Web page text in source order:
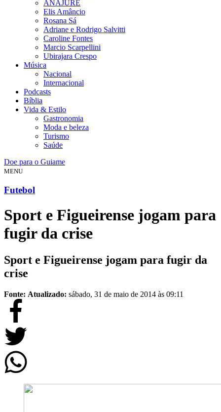
ANAJURE
Elis Amâncio
Rosana Sá
Adriane e Rodrigo Salvitti
Caroline Fontes
Marcio Scarpellini
Ubirajara Crespo
Música
Nacional
Internacional
Podcasts
Bíblia
Vida & Estilo
Gastronomia
Moda e beleza
Turismo
Saúde
Doe para o Guiame
MENU
Futebol
Sport e Figueirense jogam para
fugir da crise
Sport e Figueirense jogam para fugir da
crise
Fonte: Atualizado: sábado, 31 de maio de 2014 às 09:11